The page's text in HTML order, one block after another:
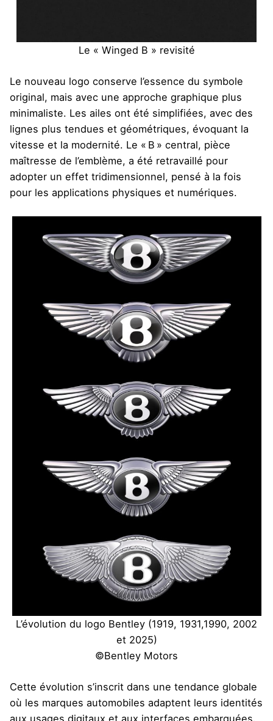
Le « Winged B » revisité
Le nouveau logo conserve l’essence du symbole
original, mais avec une approche graphique plus
minimaliste. Les ailes ont été simplifiées, avec des
lignes plus tendues et géométriques, évoquant la
vitesse et la modernité. Le « B » central, pièce
maîtresse de l’emblème, a été retravaillé pour
adopter un effet tridimensionnel, pensé à la fois
pour les applications physiques et numériques.
L’évolution du logo Bentley (1919, 1931,1990, 2002
et 2025)
©Bentley Motors
Cette évolution s’inscrit dans une tendance globale
où les marques automobiles adaptent leurs identités